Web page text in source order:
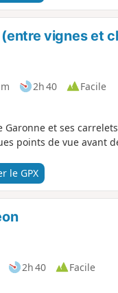
vignes et
2h 40
Facile
et ses
points de vue avant
le GPX
2h 40
Facile